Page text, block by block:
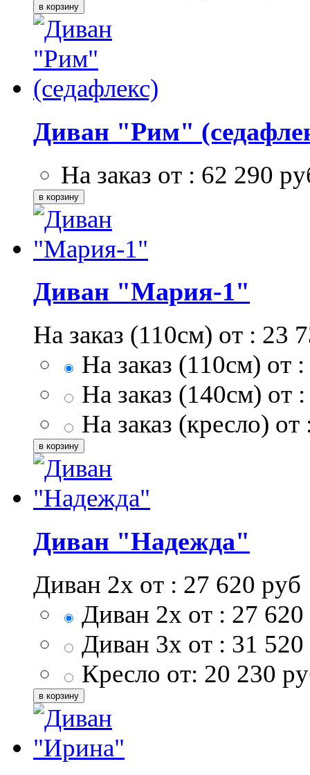
Диван "Рим"
На заказ от : 62 290
Диван "Мария-1"
На заказ (110см) от : 23
На заказ (110см) от :
На заказ (140см) от :
На заказ (кресло) от
Диван "Надежда"
Диван 2х от : 27 620 руб
Диван 2х от : 27 620
Диван 3х от : 31 520
Кресло от: 20 230